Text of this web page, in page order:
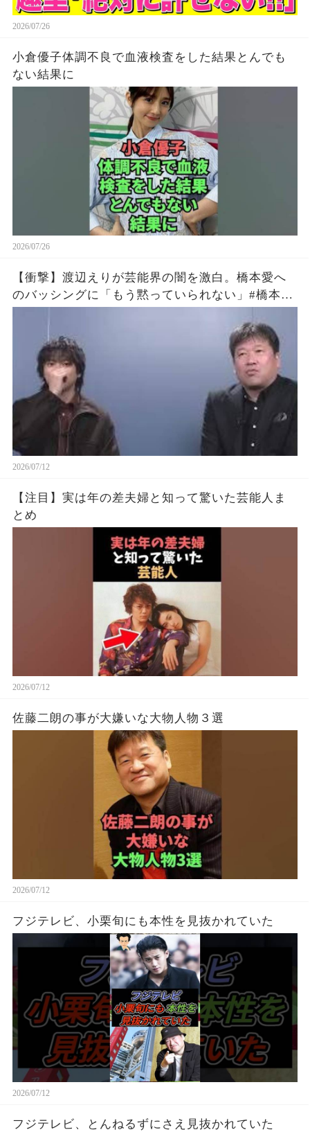
2026/07/26
小倉優子体調不良で血液検査をした結果とんでも
ない結果に
2026/07/26
【衝撃】渡辺えりが芸能界の闇を激白。橋本愛へ
のバッシングに「もう黙っていられない」#橋本愛
2026/07/12
【注目】実は年の差夫婦と知って驚いた芸能人ま
とめ
2026/07/12
佐藤二朗の事が大嫌いな大物人物３選
2026/07/12
フジテレビ、小栗旬にも本性を見抜かれていた
2026/07/12
フジテレビ、とんねるずにさえ見抜かれていた